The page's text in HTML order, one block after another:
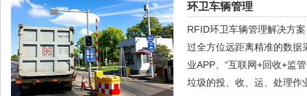
环卫车辆管理
RFID环卫车辆管理解决方
过全方位远距离精准的数据
业APP、“互联网+回收+监
垃圾的投、收、运、处理作